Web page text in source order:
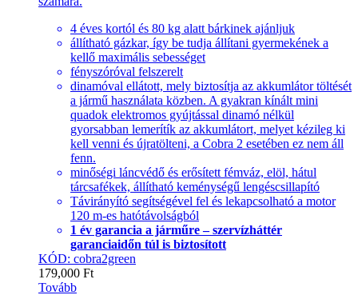
4 éves kortól és 80 kg alatt bárkinek ajánljuk
állítható gázkar, így be tudja állítani gyermekének a
kellő maximális sebességet
fényszóróval felszerelt
dinamóval ellátott, mely biztosítja az akkumlátor töltését
a jármű használata közben. A gyakran kínált mini
quadok elektromos gyújtással dinamó nélkül
gyorsabban lemerítík az akkumlátort, melyet kézileg ki
kell venni és újratölteni, a Cobra 2 esetében ez nem áll
fenn.
minőségi láncvédő és erősített fémváz, elöl, hátul
tárcsafékek, állítható keménységű lengéscsillapító
Távirányító segítségével fel és lekapcsolható a motor
120 m-es hatótávolságból
1 év garancia a járműre – szervízháttér
garanciaidőn túl is biztosított
KÓD: cobra2green
179,000 Ft
Tovább